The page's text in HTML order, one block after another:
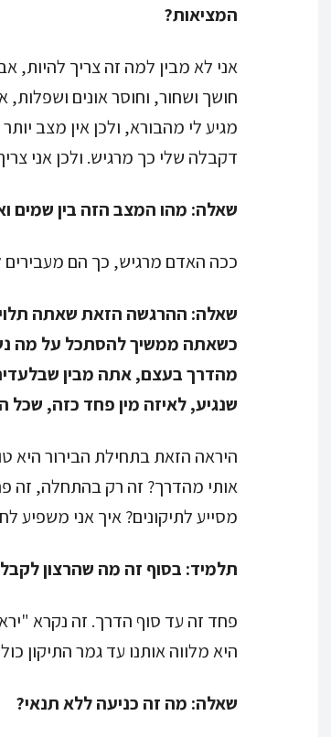
המציאות?
אני לא מבין למה זה צריך להיות,
חושך ושחור, וחוסר אונים
מגיע לי מהבורא, ולכן אין מצב
דקבלה שלי כך מרגיש. ולכן אני
שאלה: מהו המצב הזה בין שמים
ככה האדם מרגיש, כך הם מעבירים
שאלה: ההרגשה הזאת שאתה
כשאתה ממשיך להסתכל על מה
מהדרך בעצם, אתה מבין
שנגיע, לאיזה מין פחד כזה,
היראה הזאת בתחילת הבירור
אותי מהדרך? זה רק בהתחלה, זה
מסייע לתיקונים? איך אני משפיע
תלמיד: בסוף זה מה שהרצון
פחד זה עד סוף הדרך. זה נקרא
היא מלווה אותנו עד גמר התיקון
שאלה: מה זה כניעה ללא תנאי?